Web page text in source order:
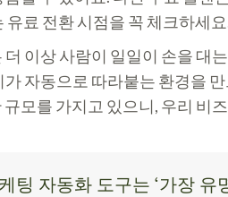
유료 전환 시점을 꼭 체크하세
이상 사람이 일일이 손을 대
자동으로 따라붙는 환경을
모를 가지고 있으니, 우리 비
팅 자동화 도구는 ‘가장 유